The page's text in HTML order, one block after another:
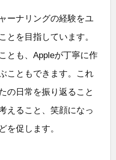
ーナリングの経験をユ
とを目指しています。
とも、Appleが丁寧に作
こともできます。これ
の日常を振り返ること
えること、笑顔になっ
を促します。